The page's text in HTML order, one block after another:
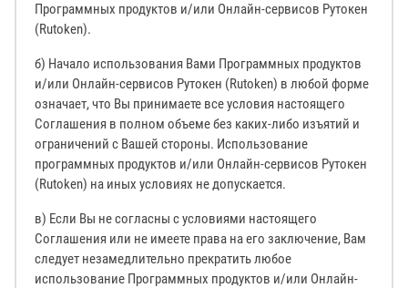
Программных продуктов и/или Онлайн-сервисов Рутокен
(Rutoken).
б) Начало использования Вами Программных продуктов
и/или Онлайн-сервисов Рутокен (Rutoken) в любой форме
означает, что Вы принимаете все условия настоящего
Соглашения в полном объеме без каких-либо изъятий и
ограничений с Вашей стороны. Использование
программных продуктов и/или Онлайн-сервисов Рутокен
(Rutoken) на иных условиях не допускается.
в) Если Вы не согласны с условиями настоящего
Соглашения или не имеете права на его заключение, Вам
следует незамедлительно прекратить любое
использование Программных продуктов и/или Онлайн-